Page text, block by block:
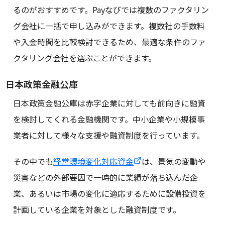
るのがおすすめです。Payなびでは複数のファクタリン
グ会社に一括で申し込みができます。複数社の手数料
や入金時間を比較検討できるため、最適な条件のファ
クタリング会社を選ぶことができます。
日本政策金融公庫
日本政策金融公庫は赤字企業に対しても前向きに融資
を検討してくれる金融機関です。中小企業や小規模事
業者に対して様々な支援や融資制度を行っています。
その中でも経営環境変化対応資金
は、景気の変動や
災害などの外部要因で一時的に業績が落ち込んだ企
業、あるいは市場の変化に適応するために設備投資を
計画している企業を対象とした融資制度です。